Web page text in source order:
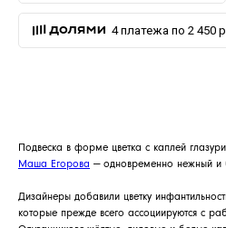
4 платежа по 2 450
Подвеска в форме цветка с каплей
Маша Егорова — одновременно нежный и
Дизайнеры добавили цветку
которые прежде всего ассоциируются с